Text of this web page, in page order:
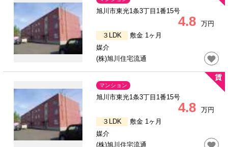
旭川市東光1条3丁目1番15号
4.8
万円
３LDK
敷金 1ヶ月
媒介
(株)旭川住宅流通
マンション
旭川市東光1条3丁目1番15号
4.8
万円
３LDK
敷金 1ヶ月
媒介
(株)旭川住宅流通